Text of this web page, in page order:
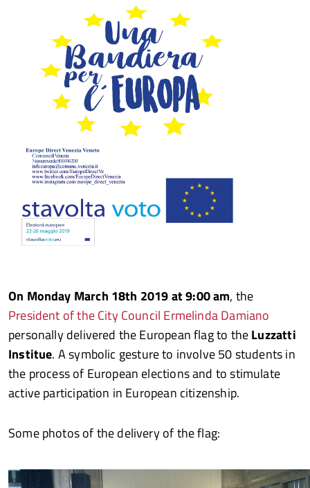
On Monday March 18th 2019 at 9:00 am, the
President of the City Council Ermelinda Damiano
personally delivered the European flag to theLuzzatti
Institue. A symbolic gesture to involve 50 students in
the process of European elections and to stimulate
active participation in European citizenship.
Some photos of the delivery of the flag: